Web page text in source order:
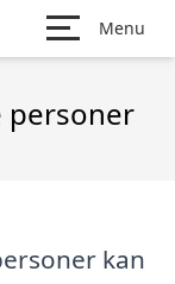
Menu
personer
kan